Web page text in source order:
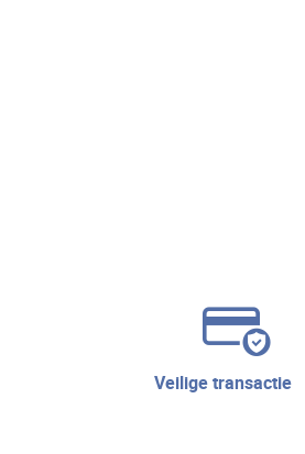
veilige transactie